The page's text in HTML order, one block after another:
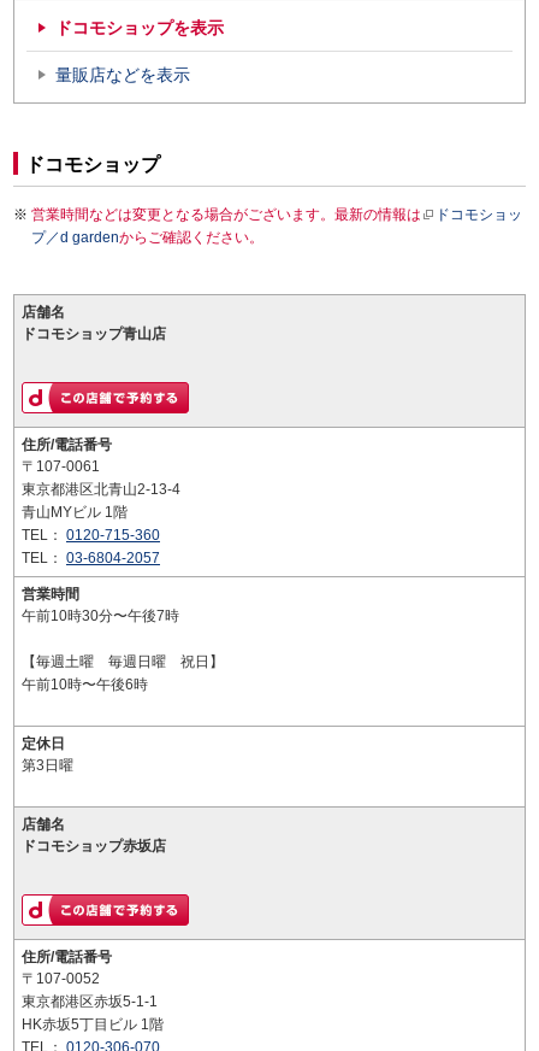
ドコモショップを表示
量販店などを表示
ドコモショップ
営業時間などは変更となる場合がございます。最新の情報は
ドコモショッ
プ／d gardenからご確認ください。
店舗名
ドコモショップ青山店
住所/電話番号
〒107-0061
東京都港区北青山2-13-4
青山MYビル 1階
TEL： 0120-715-360
TEL： 03-6804-2057
営業時間
午前10時30分〜午後7時
【毎週土曜 毎週日曜 祝日】
午前10時〜午後6時
定休日
第3日曜
店舗名
ドコモショップ赤坂店
住所/電話番号
〒107-0052
東京都港区赤坂5-1-1
HK赤坂5丁目ビル 1階
TEL： 0120-306-070